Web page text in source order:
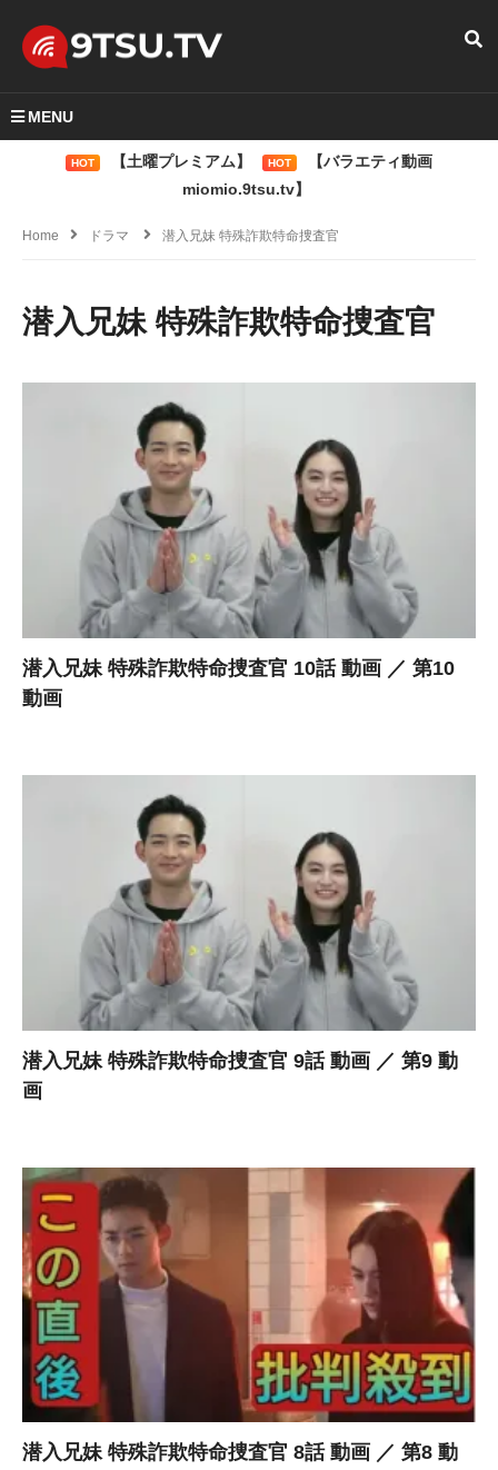
MENU
HOT 【土曜プレミアム】 HOT
【バラエティ動画
miomio.9tsu.tv】
Home ドラマ 潜入兄妹 特殊詐欺特命捜査官
潜入兄妹 特殊詐欺特命捜査官
潜入兄妹 特殊詐欺特命捜査官 10話 動画 ／ 第10
動画
潜入兄妹 特殊詐欺特命捜査官 9話 動画 ／ 第9 動
画
潜入兄妹 特殊詐欺特命捜査官 8話 動画 ／ 第8 動